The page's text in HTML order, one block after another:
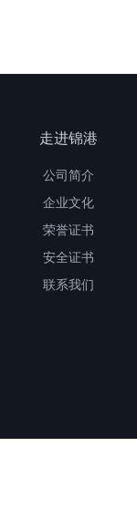
走进锦港
公司简介
企业文化
荣誉证书
安全证书
联系我们